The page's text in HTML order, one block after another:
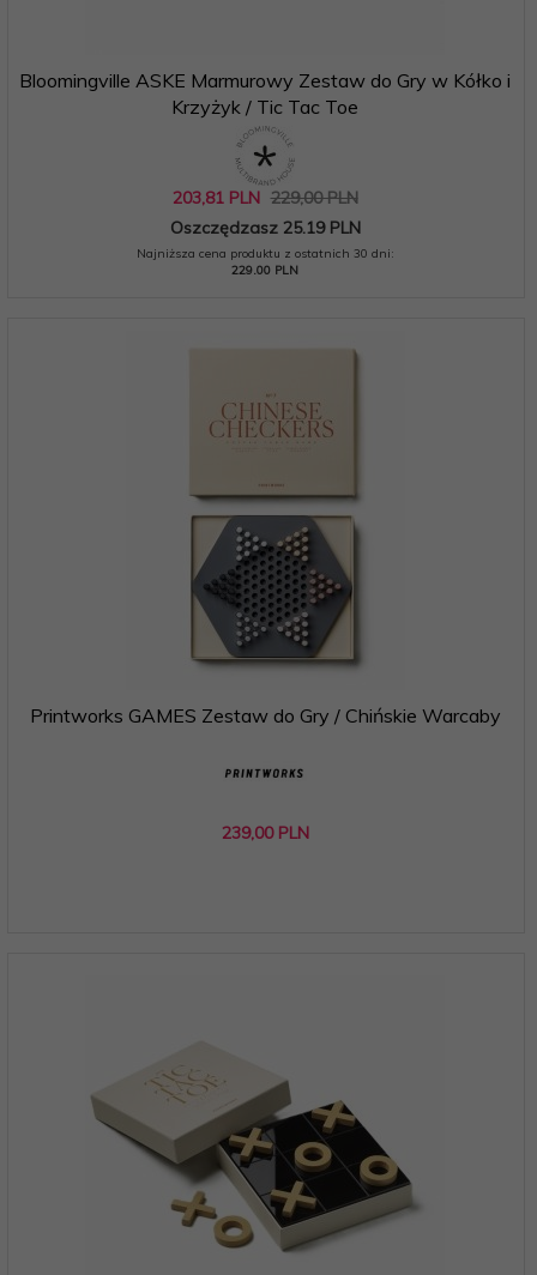
Bloomingville ASKE Marmurowy Zestaw do Gry w Kółko i
Krzyżyk / Tic Tac Toe
203,81 PLN 229,00 PLN
Oszczędzasz 25.19 PLN
Najniższa cena produktu z ostatnich 30 dni:
229.00 PLN
Printworks GAMES Zestaw do Gry / Chińskie Warcaby
239,00 PLN